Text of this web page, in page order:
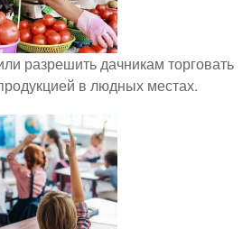
разрешить дачникам торговать
в людных местах.